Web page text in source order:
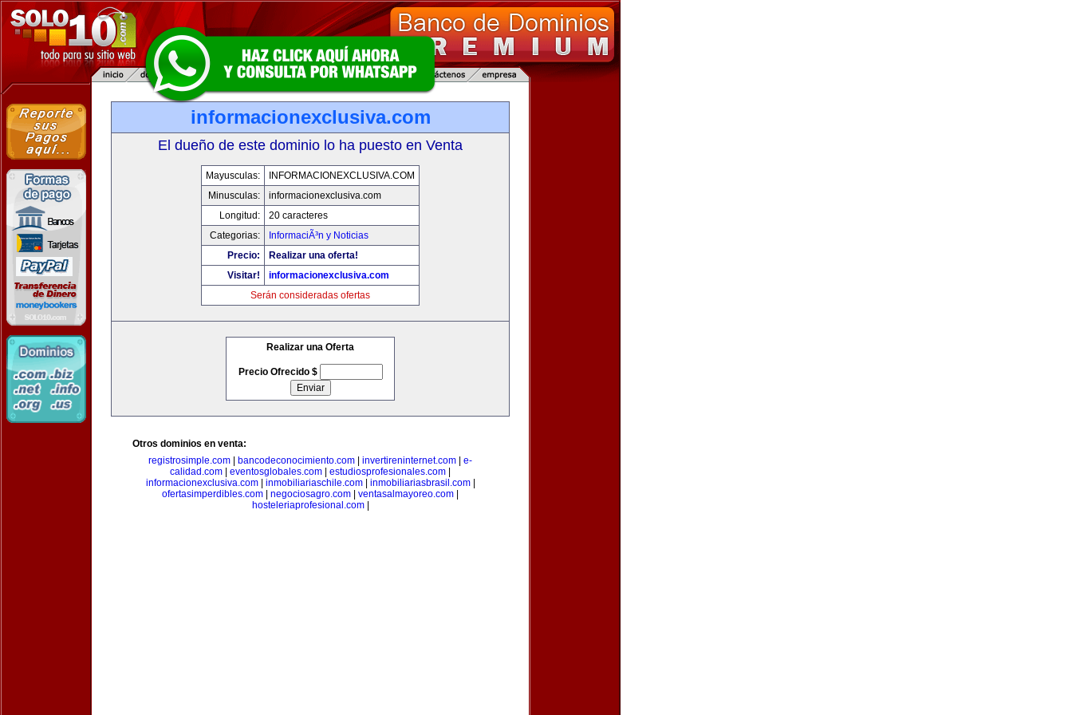
informacionexclusiva.com
El dueño de este dominio lo ha puesto en Venta
Mayusculas:
INFORMACIONEXCLUSIVA.COM
Minusculas:
informacionexclusiva.com
Longitud:
20 caracteres
Categorias:
InformaciÃ³n y Noticias
Precio:
Realizar una oferta!
Visitar!
informacionexclusiva.com
Serán consideradas ofertas
Realizar una Oferta
Precio Ofrecido $
Otros dominios en venta:
registrosimple.com
bancodeconocimiento.com invertireninternet.com
e-
calidad.com
eventosglobales.com estudiosprofesionales.com
informacionexclusiva.com| inmobiliariaschile.com| inmobiliariasbrasil.com|
ofertasimperdibles.com
negociosagro.com ventasalmayoreo.com
hosteleriaprofesional.com|